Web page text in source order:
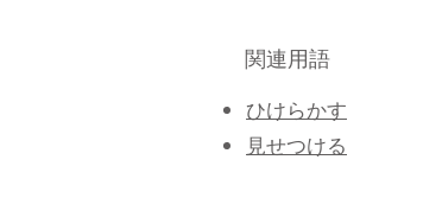
関連用語
ひけらかす
見せつける